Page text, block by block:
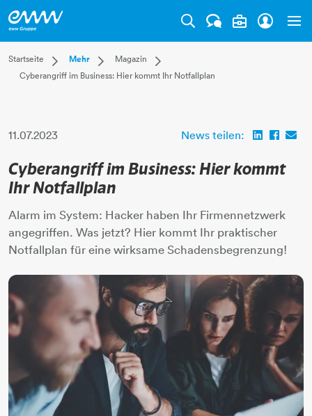
Startseite
Dropdown Startseite
Privatkunden
Mehr
Dropdown Mehr
Karriere
Magazin
Dropdown Magazin
Aktuell
Verantwortung
Cyberangriff im Business: Hier kommt Ihr Notfallplan
11.07.2023 News teilen:
Cyberangriff im Business: Hier kommt
Ihr Notfallplan
Alarm im System: Hacker haben Ihr Firmennetzwerk
angegriffen. Was jetzt? Hier kommt Ihr praktischer
Notfallplan für eine wirksame Schadensbegrenzung!